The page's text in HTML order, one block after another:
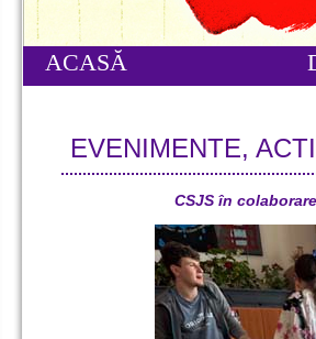
ACASĂ
EVENIMENTE,
CSJS în